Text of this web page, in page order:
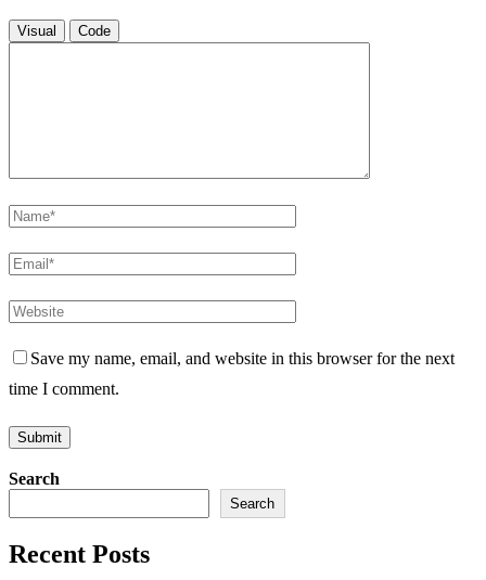
Visual Code
Save my name, email, and website in this browser for the next
time I comment.
Search
Search
Recent Posts